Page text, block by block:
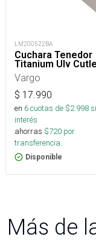
LM200522BA
Cuchara Tenedor
Titanium Ulv
Vargo
$ 17.990
en 6cuotas de $2.998
interés
ahorras $720 por
transferencia.
Disponible
Más de